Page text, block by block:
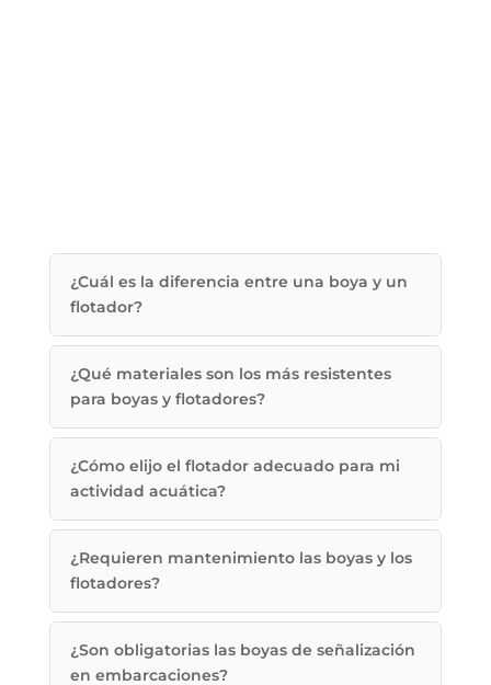
¿Cuál es la diferencia entre una boya y un
flotador?
¿Qué materiales son los más resistentes
para boyas y flotadores?
¿Cómo elijo el flotador adecuado para mi
actividad acuática?
¿Requieren mantenimiento las boyas y los
flotadores?
¿Son obligatorias las boyas de señalización
en embarcaciones?